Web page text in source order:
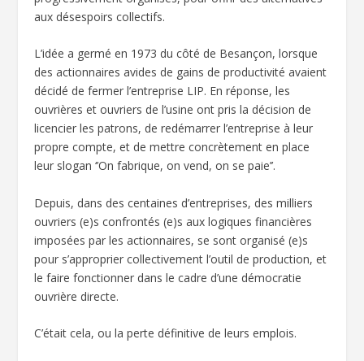
aux désespoirs collectifs.
L’idée a germé en 1973 du côté de Besançon, lorsque
des actionnaires avides de gains de productivité avaient
décidé de fermer l’entreprise LIP. En réponse, les
ouvrières et ouvriers de l’usine ont pris la décision de
licencier les patrons, de redémarrer l’entreprise à leur
propre compte, et de mettre concrètement en place
leur slogan ‘’On fabrique, on vend, on se paie’’.
Depuis, dans des centaines d’entreprises, des milliers
ouvriers (e)s confrontés (e)s aux logiques financières
imposées par les actionnaires, se sont organisé (e)s
pour s’approprier collectivement l’outil de production, et
le faire fonctionner dans le cadre d’une démocratie
ouvrière directe.
C’était cela, ou la perte définitive de leurs emplois.